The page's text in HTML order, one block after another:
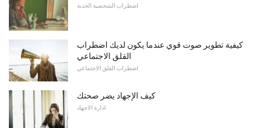
اضطراب الشخصية الحدية
كيفية تطوير صوت قوي عندما يكون لديك اضطراب
القلق الاجتماعي
اضطراب القلق الاجتماعي
كيف الإجهاد يضر صحتك
ادارة الاجهاد